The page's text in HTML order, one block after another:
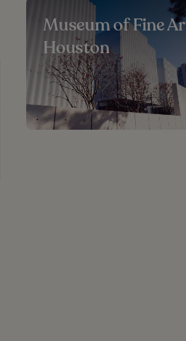
Museum of Fine
Houston